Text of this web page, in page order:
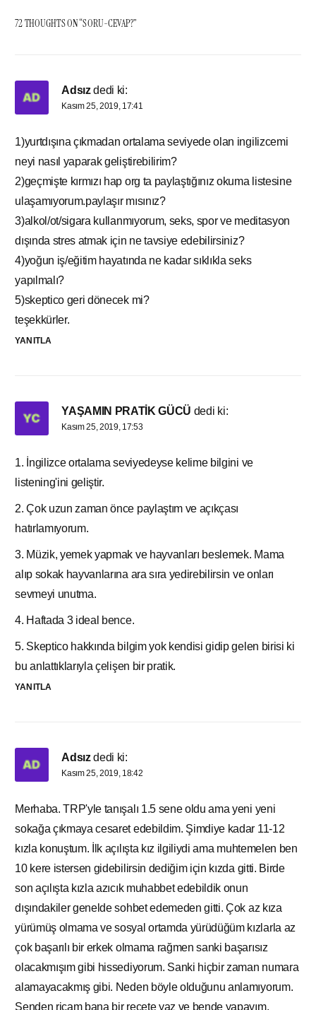
72 THOUGHTS ON “SORU-CEVAP?”
Adsız dedi ki:
Kasım 25, 2019, 17:41
1)yurtdışına çıkmadan ortalama seviyede olan ingilizcemi
neyi nasıl yaparak geliştirebilirim?
2)geçmişte kırmızı hap org ta paylaştığınız okuma listesine
ulaşamıyorum.paylaşır mısınız?
3)alkol/ot/sigara kullanmıyorum, seks, spor ve meditasyon
dışında stres atmak için ne tavsiye edebilirsiniz?
4)yoğun iş/eğitim hayatında ne kadar sıklıkla seks
yapılmalı?
5)skeptico geri dönecek mi?
teşekkürler.
YANITLA
YAŞAMIN PRATİK GÜCÜ dedi ki:
Kasım 25, 2019, 17:53
1. İngilizce ortalama seviyedeyse kelime bilgini ve
listening'ini geliştir.
2. Çok uzun zaman önce paylaştım ve açıkçası
hatırlamıyorum.
3. Müzik, yemek yapmak ve hayvanları beslemek. Mama
alıp sokak hayvanlarına ara sıra yedirebilirsin ve onları
sevmeyi unutma.
4. Haftada 3 ideal bence.
5. Skeptico hakkında bilgim yok kendisi gidip gelen birisi ki
bu anlattıklarıyla çelişen bir pratik.
YANITLA
Adsız dedi ki:
Kasım 25, 2019, 18:42
Merhaba. TRP'yle tanışalı 1.5 sene oldu ama yeni yeni
sokağa çıkmaya cesaret edebildim. Şimdiye kadar 11-12
kızla konuştum. İlk açılışta kız ilgiliydi ama muhtemelen ben
10 kere istersen gidebilirsin dediğim için kızda gitti. Birde
son açılışta kızla azıcık muhabbet edebildik onun
dışındakiler genelde sohbet edemeden gitti. Çok az kıza
yürümüş olmama ve sosyal ortamda yürüdüğüm kızlarla az
çok başarılı bir erkek olmama rağmen sanki başarısız
olacakmışım gibi hissediyorum. Sanki hiçbir zaman numara
alamayacakmış gibi. Neden böyle olduğunu anlamıyorum.
Senden ricam bana bir reçete yaz ve bende yapayım.